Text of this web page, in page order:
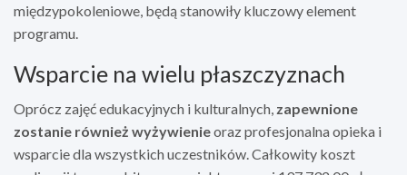
międzypokoleniowe, będą stanowiły kluczowy element
programu.
Wsparcie na wielu płaszczyznach
Oprócz zajęć edukacyjnych i kulturalnych, zapewnione
zostanie również wyżywienieoraz profesjonalna opieka i
wsparcie dla wszystkich uczestników. Całkowity koszt